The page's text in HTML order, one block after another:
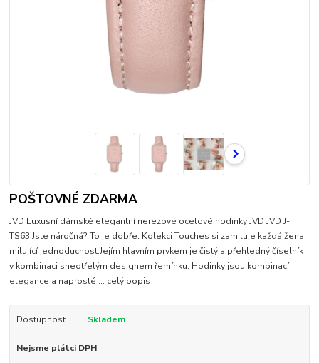
POŠTOVNÉ ZDARMA
JVD Luxusní dámské elegantní nerezové ocelové hodinky JVD JVD J-
TS63 Jste náročná? To je dobře. Kolekci Touches si zamiluje každá žena
milující jednoduchost.Jejím hlavním prvkem je čistý a přehledný číselník
v kombinaci sneotřelým designem řemínku. Hodinky jsou kombinací
elegance a naprosté ... celý popis
Dostupnost Skladem
Nejsme plátci DPH